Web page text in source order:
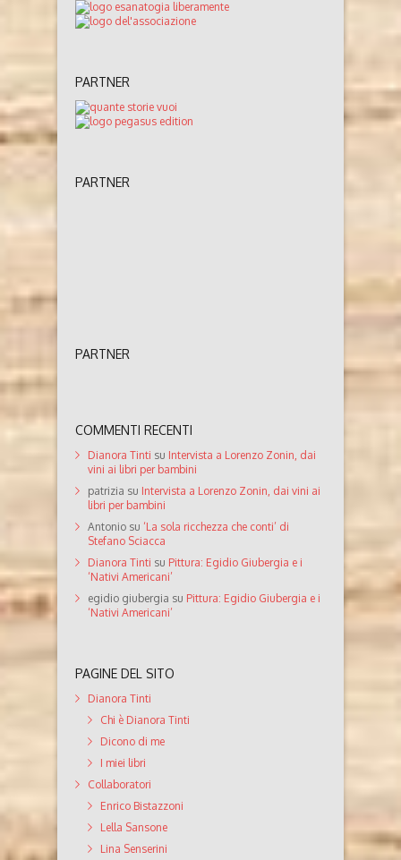
PARTNER
PARTNER
PARTNER
COMMENTI RECENTI
Dianora Tinti su Intervista a Lorenzo Zonin, dai
vini ai libri per bambini
patrizia su Intervista a Lorenzo Zonin, dai vini ai
libri per bambini
Antonio su ‘La sola ricchezza che conti’ di
Stefano Sciacca
Dianora Tinti su Pittura: Egidio Giubergia e i
‘Nativi Americani’
egidio giubergia su Pittura: Egidio Giubergia e i
‘Nativi Americani’
PAGINE DEL SITO
Dianora Tinti
Chi è Dianora Tinti
Dicono di me
I miei libri
Collaboratori
Enrico Bistazzoni
Lella Sansone
Lina Senserini